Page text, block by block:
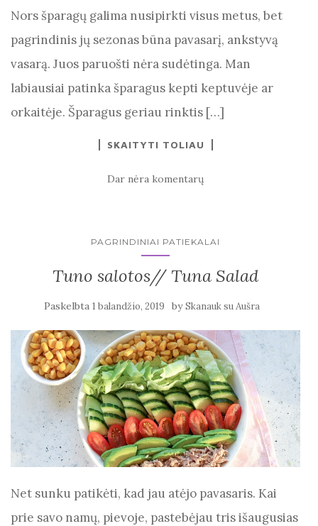
Nors šparagų galima nusipirkti visus metus, bet
pagrindinis jų sezonas būna pavasarį, ankstyvą
vasarą. Juos paruošti nėra sudėtinga. Man
labiausiai patinka šparagus kepti keptuvėje ar
orkaitėje. Šparagus geriau rinktis […]
SKAITYTI TOLIAU
Dar nėra komentarų
PAGRINDINIAI PATIEKALAI
Tuno salotos// Tuna Salad
Paskelbta 1 balandžio, 2019 bySkanauk su Aušra
Net sunku patikėti, kad jau atėjo pavasaris. Kai
prie savo namų, pievoje, pastebėjau tris išaugusias